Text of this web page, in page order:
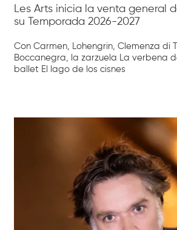
Les Arts inicia la venta general
su Temporada 2026-2027
Con Carmen, Lohengrin, Clemenza di
Boccanegra, la zarzuela La verbena
ballet El lago de los cisnes